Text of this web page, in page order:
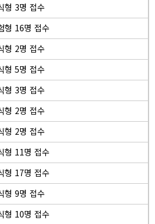
형 3명 접수
형 16명 접수
형 2명 접수
형 5명 접수
형 3명 접수
형 2명 접수
형 2명 접수
형 11명 접수
형 17명 접수
형 9명 접수
형 10명 접수